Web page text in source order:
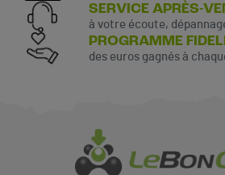
SERVICE APRÈS-
à votre écoute,
PROGRAMME
des euros gagnés à